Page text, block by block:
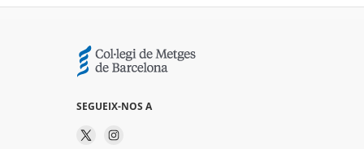
SEGUEIX-NOS A